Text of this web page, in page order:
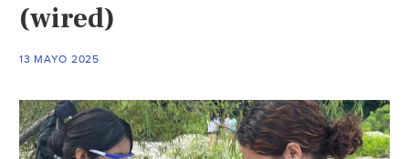
(wired)
13 MAYO 2025